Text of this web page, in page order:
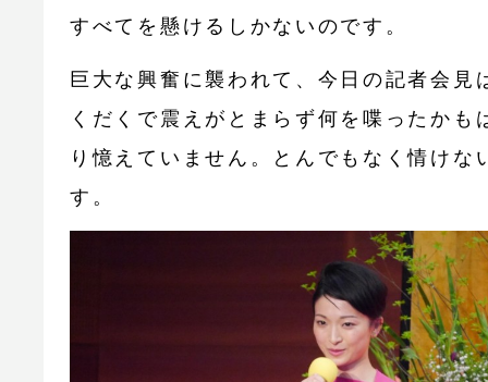
すべてを懸けるしかないのです。
巨大な興奮に襲われて、今日の記者会見
くだくで震えがとまらず何を喋ったかも
り憶えていません。とんでもなく情けな
す。